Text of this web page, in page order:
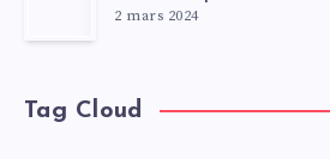
2 mars 2024
Tag Cloud